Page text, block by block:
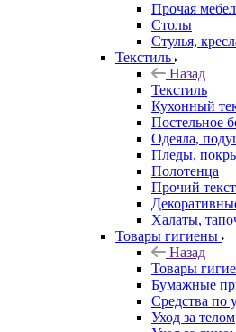
Прочая
Столы
Стулья,
Текстиль
Назад
Текстиль
Кухонный
Постельное
Одеяла,
Пледы,
Полотенца
Прочий
Халаты,
Товары гигиены
Назад
Товары
Бумажные
Средства по
Уход за телом